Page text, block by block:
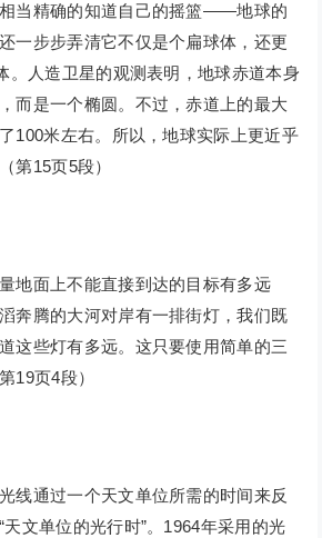
当精确的知道自己的摇篮——地球的
一步步弄清它不仅是个扁球体，还更
。人造卫星的观测表明，地球赤道本身
而是一个椭圆。不过，赤道上的最大
100米左右。所以，地球实际上更近乎
第15页5段）
地面上不能直接到达的目标有多远
奔腾的大河对岸有一排街灯，我们既
这些灯有多远。这只要使用简单的三
19页4段）
线通过一个天文单位所需的时间来反
文单位的光行时”。1964年采用的光